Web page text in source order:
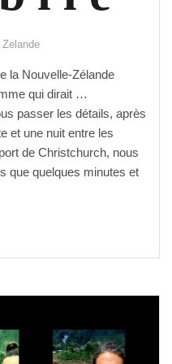
la Nouvelle-Zélande
qui dirait …
passer les détails, après
et une nuit entre les
de Christchurch, nous
que quelques minutes et